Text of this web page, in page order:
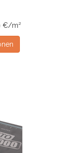
€/m²